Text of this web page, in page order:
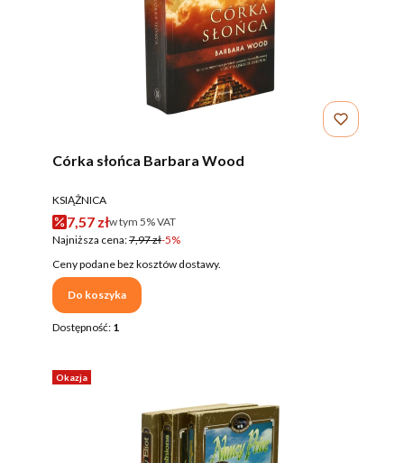
Córka słońca Barbara Wood
PRODUCENT
KSIĄŻNICA
Cena promocyjna brutto
7,57 złw tym %s VAT
w tym 5%VAT
Najniższa cena:7,97 zł-5%
Ceny podane bez kosztów dostawy.
Do koszyka
Dostępność: 1
Okazja